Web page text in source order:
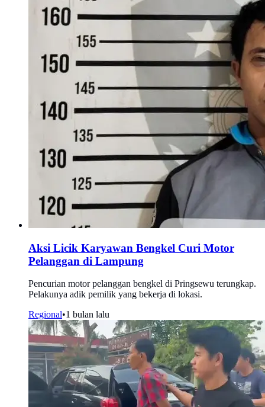
Aksi Licik Karyawan Bengkel Curi Motor
Pelanggan di Lampung
Pencurian motor pelanggan bengkel di Pringsewu terungkap.
Pelakunya adik pemilik yang bekerja di lokasi.
Regional•1 bulan lalu